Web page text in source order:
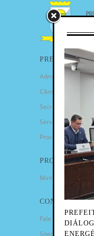
PREFEITURA
Administração
Câmara de
Secretarias
Serviços
Procuradoria Geral
PROGRAMAS
Minha Casa Minha
CONTATO
Fale Conosco
Sitemap